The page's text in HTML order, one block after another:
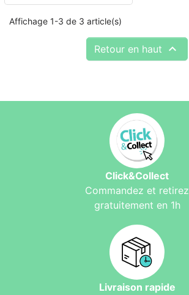
Affichage 1-3 de 3 article(s)
Retour en haut 
Click&Collect
Commandez et retirez
gratuitement en 1h
Livraison rapide